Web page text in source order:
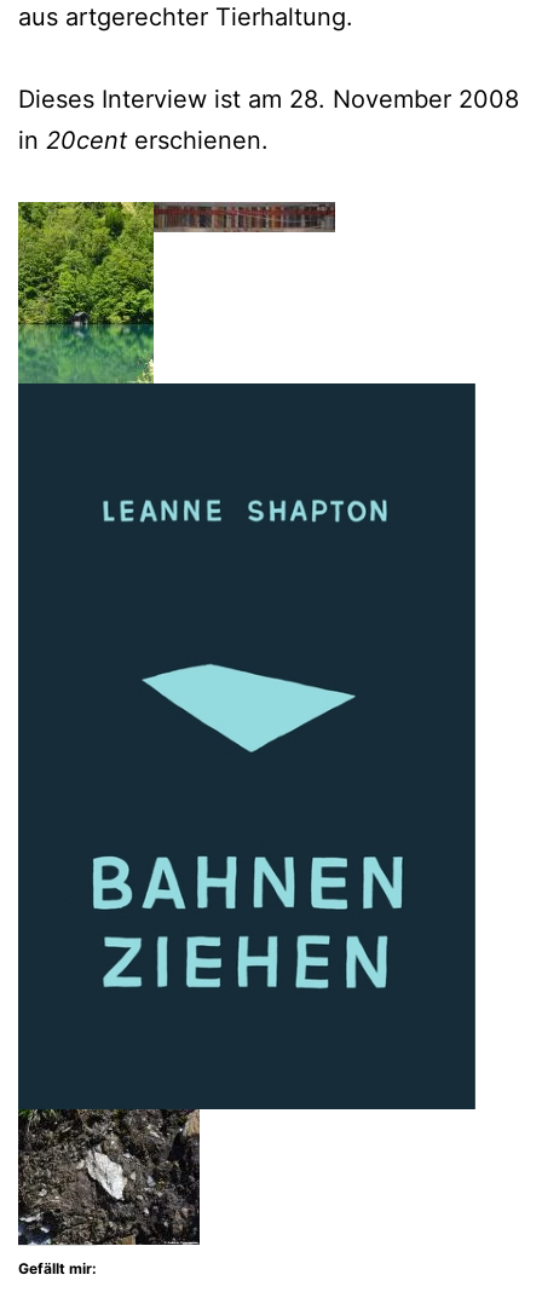
aus artgerechter Tierhaltung.
Dieses Interview ist am 28. November 2008
in 20cent erschienen.
Gefällt mir: